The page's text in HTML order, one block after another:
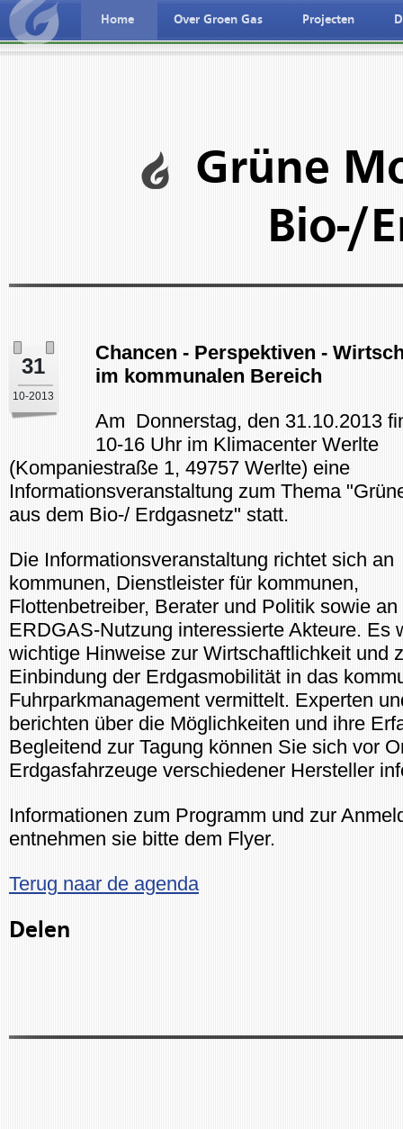
Grüne
Bio-/
31
10-2013
Chancen - Perspektiven -
im kommunalen Bereich
Am Donnerstag, den 31.10.2013
10-16 Uhr im Klimacenter Werlte
(Kompaniestraße 1, 49757 Werlte) eine
Informationsveranstaltung zum Thema
aus dem Bio-/ Erdgasnetz" statt.
Die Informationsveranstaltung richtet sich an
kommunen, Dienstleister für kommunen,
Flottenbetreiber, Berater und Politik sowie
ERDGAS-Nutzung interessierte Akteure. Es
wichtige Hinweise zur Wirtschaftlichkeit und
Einbindung der Erdgasmobilität in das
Fuhrparkmanagement vermittelt. Experten
berichten über die Möglichkeiten und ihre
Begleitend zur Tagung können Sie sich vor
Erdgasfahrzeuge verschiedener Hersteller
Informationen zum Programm und zur
entnehmen sie bitte dem Flyer.
Terug naar de agenda
Delen
Home Over Groen Gas Projecten
taal
Deutche spreche